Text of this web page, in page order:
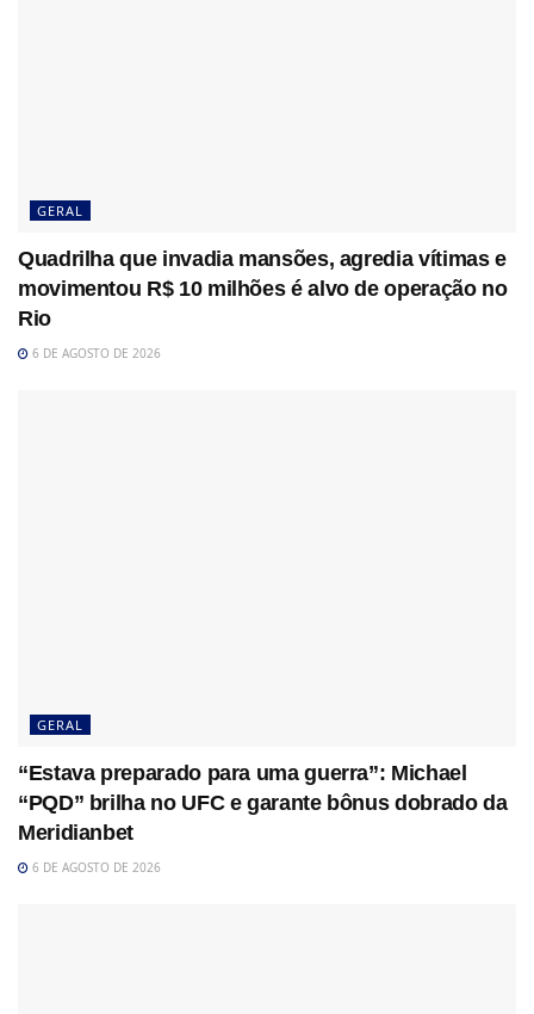
GERAL
Quadrilha que invadia mansões, agredia vítimas e
movimentou R$ 10 milhões é alvo de operação no
Rio
6 DE AGOSTO DE 2026
GERAL
“Estava preparado para uma guerra”: Michael
“PQD” brilha no UFC e garante bônus dobrado da
Meridianbet
6 DE AGOSTO DE 2026